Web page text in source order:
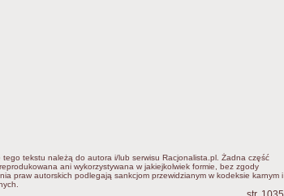
tekstu należą do autora i/lub serwisu Racjonalista.pl. Żadna część
ani wykorzystywana w jakiejkolwiek formie, bez zgody
praw autorskich podlegają sankcjom przewidzianym w kodeksie karnym i